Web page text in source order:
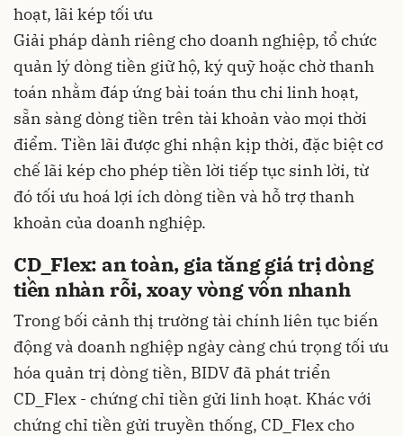
hoạt, lãi kép tối ưu
Giải pháp dành riêng cho doanh nghiệp, tổ chức
quản lý dòng tiền giữ hộ, ký quỹ hoặc chờ thanh
toán nhằm đáp ứng bài toán thu chi linh hoạt,
sẵn sàng dòng tiền trên tài khoản vào mọi thời
điểm. Tiền lãi được ghi nhận kịp thời, đặc biệt cơ
chế lãi kép cho phép tiền lời tiếp tục sinh lời, từ
đó tối ưu hoá lợi ích dòng tiền và hỗ trợ thanh
khoản của doanh nghiệp.
CD_Flex: an toàn, gia tăng giá trị dòng
tiền nhàn rỗi, xoay vòng vốn nhanh
Trong bối cảnh thị trường tài chính liên tục biến
động và doanh nghiệp ngày càng chú trọng tối ưu
hóa quản trị dòng tiền, BIDV đã phát triển
CD_Flex - chứng chỉ tiền gửi linh hoạt. Khác với
chứng chỉ tiền gửi truyền thống, CD_Flex cho